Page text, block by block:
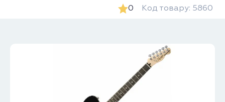
0 Код товару: 5860